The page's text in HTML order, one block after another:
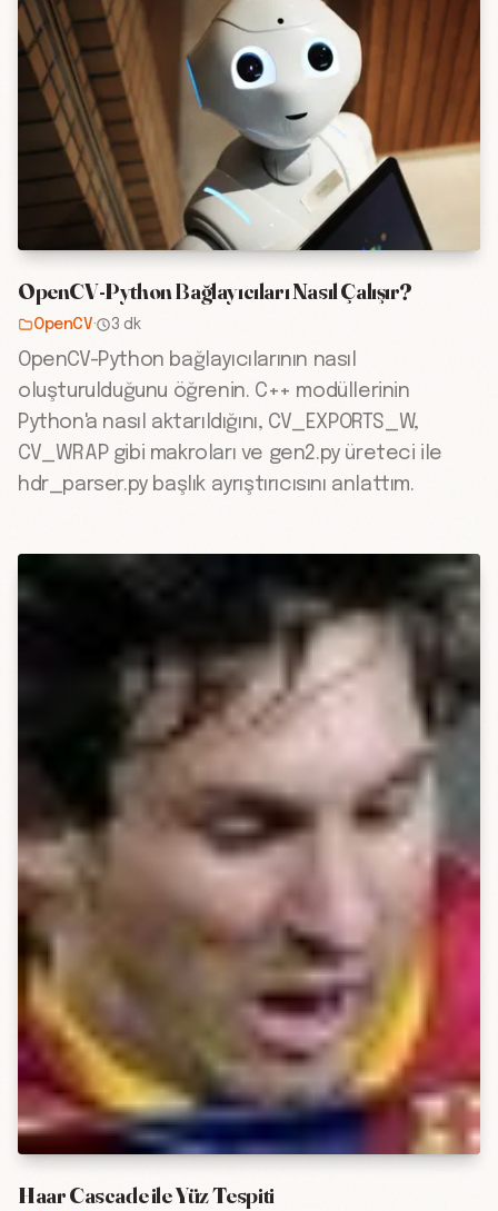
OpenCV-Python Bağlayıcıları Nasıl Çalışır?
OpenCV· 3 dk
OpenCV-Python bağlayıcılarının nasıl
oluşturulduğunu öğrenin. C++ modüllerinin
Python'a nasıl aktarıldığını, CV_EXPORTS_W,
CV_WRAP gibi makroları ve gen2.py üreteci ile
hdr_parser.py başlık ayrıştırıcısını anlattım.
Haar Cascade ile Yüz Tespiti